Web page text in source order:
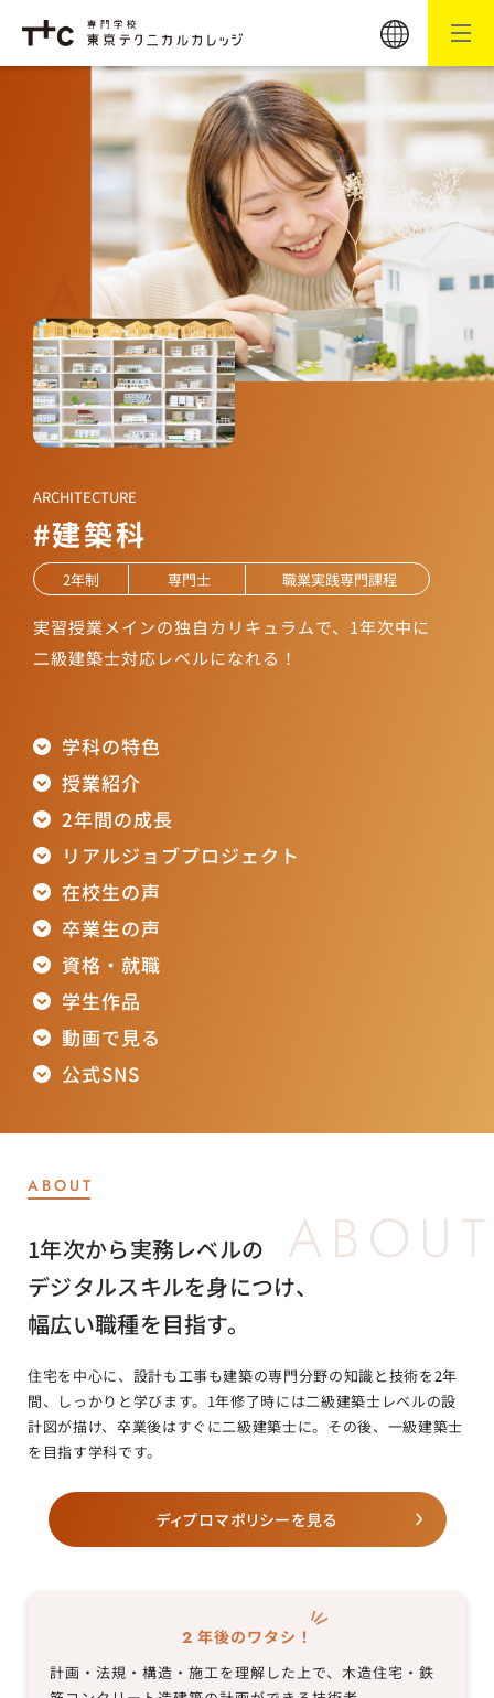
# 建築科
学科の特色
授業紹介
2年間の成長
リアルジョブプロジェクト
在校生の声
卒業生の声
資格・就職
学生作品
動画で見る
公式SNS
ARCHITECTURE
#建築科
2年制 専門士 職業実践専門課程
実習授業メインの独自カリキュラムで、 1年次中に
二級建築士対応レベルになれる！
ABOUT
1年次から実務レベルの
デジタルスキルを身につけ、
幅広い職種を目指す。
住宅を中心に、設計も工事も建築の専門分野の知識と技術を2年
間、しっかりと学びます。 1年修了時には二級建築士レベルの設
計図が描け、卒業後はすぐに二級建築士に。 その後、一級建築士
を目指す学科です。
ディプロマポリシーを見る
2 年後のワタシ！
計画・法規・構造・施工を理解した上で、 木造住宅・鉄